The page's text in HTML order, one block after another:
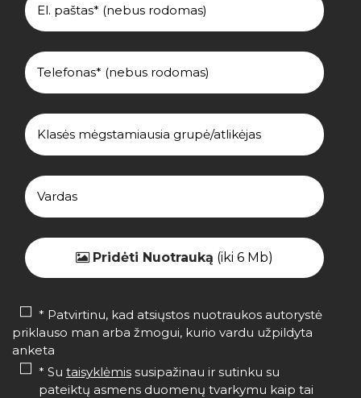
Pridėti Nuotrauką (iki 6 Mb)
* Patvirtinu, kad atsiųstos nuotraukos autorystė
priklauso man arba žmogui, kurio vardu užpildyta
anketa
* Su taisyklėmissusipažinau ir sutinku su
pateiktų asmens duomenų tvarkymu kaip tai